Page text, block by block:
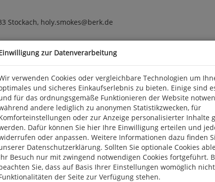
Stockach, holy.smokes@berk.de
zur Datenverarbeitung
verwenden Cookies oder vergleichbare Technologien um
und sicheres Einkaufserlebnis zu bieten. Einige sind
für das ordnungsgemäße Funktionieren der Website
andere lediglich zu anonymen Statistikzwecken, für
oder zur Anzeige personalisierter Inhalte
Dafür können Sie hier Ihre Einwilligung erteilen und
oder anpassen. Weitere Informationen dazu finden
Datenschutzerklärung. Sollten Sie optionale Cookies
Besuch nur mit zwingend notwendigen Cookies fortgeführt.
Sie, dass auf Basis Ihrer Einstellungen womöglich
der Seite zur Verfügung stehen.